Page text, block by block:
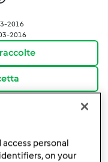
2016
2016
personal
on your